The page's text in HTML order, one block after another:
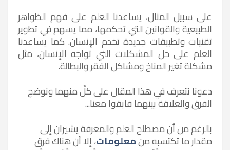
على سبيل المثال، يساعدنا العلم على فهم الظواهر
الطبيعية والقوانين التي تحكمها، مما يسهم في تطوير
تقنيات وتطبيقات جديدة تخدم الإنسان. كما يساعدنا
العلم على حل المشكلات التي تواجه الإنسان، مثل
مشكلة تغير المناخومشاكل الفقر والبطالة.
دعونا نتعرف في هذا المقال على كلِّ منهما ونوضح
الفرق والعلاقة بينهما فابقوا معنا...
بالرغم من أن مصطلح العلم والمعرفة يشيران إلى
مقدار ما تكتسبه منمعلومات، إلا أن هناك فرق